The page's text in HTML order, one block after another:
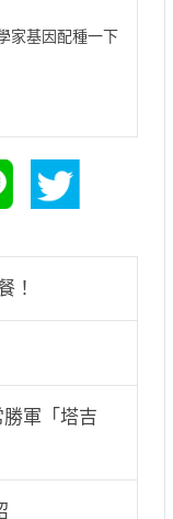
家基因配種一下
！
勝軍「塔吉